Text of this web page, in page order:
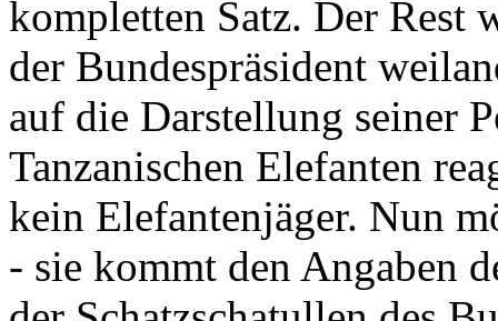
kompletten Satz. Der Rest
der Bundespräsident
auf die Darstellung seiner
Tanzanischen Elefanten
kein Elefantenjäger. Nun
- sie kommt den Angaben